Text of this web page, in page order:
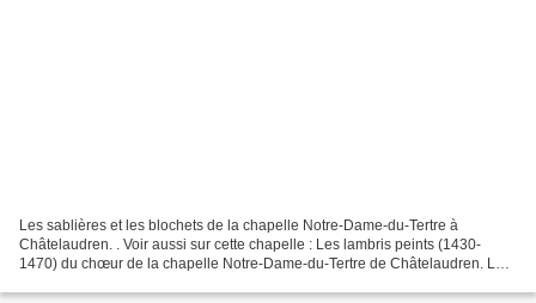
Les sablières et les blochets de la chapelle Notre-Dame-du-Tertre à
Châtelaudren. . Voir aussi sur cette chapelle : Les lambris peints (1430-
1470) du chœur de la chapelle Notre-Dame-du-Tertre de Châtelaudren. Les